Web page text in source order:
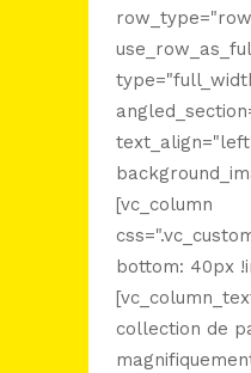
[vc_column
bottom: 40px
collection de